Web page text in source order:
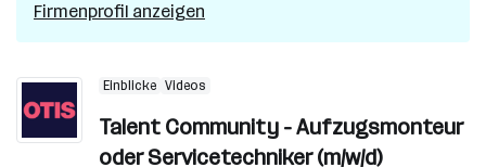
Firmenprofil anzeigen
Einblicke Videos
Talent Community - Aufzugsmonteur
oder Servicetechniker (m/w/d)